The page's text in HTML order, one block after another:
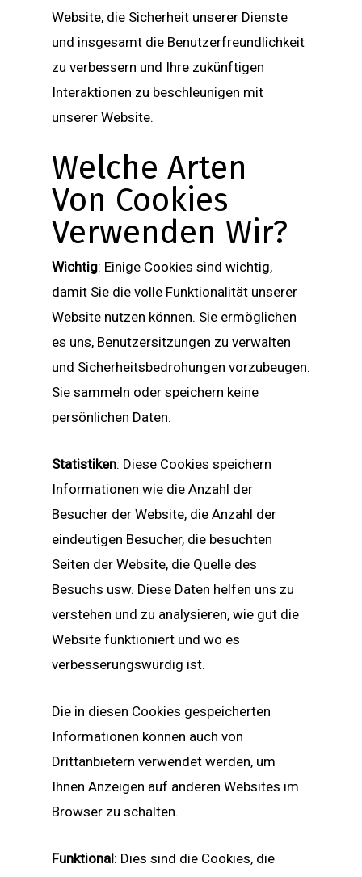
Website, die Sicherheit unserer Dienste
und insgesamt die Benutzerfreundlichkeit
zu verbessern und Ihre zukünftigen
Interaktionen zu beschleunigen mit
unserer Website.
Welche Arten
Von Cookies
Verwenden Wir?
Wichtig: Einige Cookies sind wichtig,
damit Sie die volle Funktionalität unserer
Website nutzen können. Sie ermöglichen
es uns, Benutzersitzungen zu verwalten
und Sicherheitsbedrohungen vorzubeugen.
Sie sammeln oder speichern keine
persönlichen Daten.
Statistiken: Diese Cookies speichern
Informationen wie die Anzahl der
Besucher der Website, die Anzahl der
eindeutigen Besucher, die besuchten
Seiten der Website, die Quelle des
Besuchs usw. Diese Daten helfen uns zu
verstehen und zu analysieren, wie gut die
Website funktioniert und wo es
verbesserungswürdig ist.
Die in diesen Cookies gespeicherten
Informationen können auch von
Drittanbietern verwendet werden, um
Ihnen Anzeigen auf anderen Websites im
Browser zu schalten.
Funktional: Dies sind die Cookies, die